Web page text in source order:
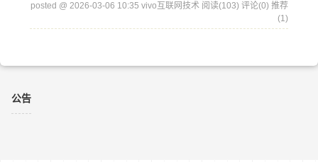
posted @ 2026-03-06 10:35 vivo互联网技术 阅读(103) 评论(0) 推荐
(1)
公告